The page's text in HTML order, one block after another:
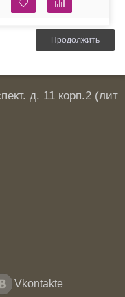
Продолжить
д. 11 корп.2 (лит
Vkontakte